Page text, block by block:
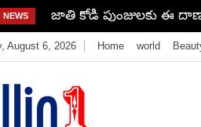
NEWS చిటికెలో శరీరం మొత్తం ఫుల్
August 6, 2026 Home world